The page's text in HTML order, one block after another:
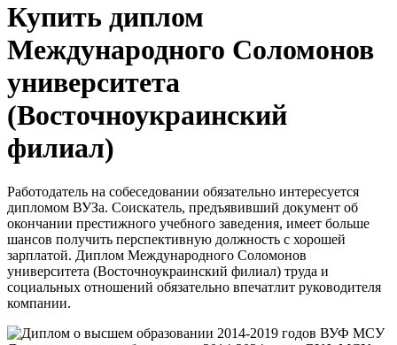
Купить диплом
Международного Соломонов
университета
(Восточноукраинский
филиал)
Работодатель на собеседовании обязательно интересуется
дипломом ВУЗа. Соискатель, предъявивший документ об
окончании престижного учебного заведения, имеет больше
шансов получить перспективную должность с хорошей
зарплатой. Диплом Международного Соломонов
университета (Восточноукраинский филиал) труда и
социальных отношений обязательно впечатлит руководителя
компании.